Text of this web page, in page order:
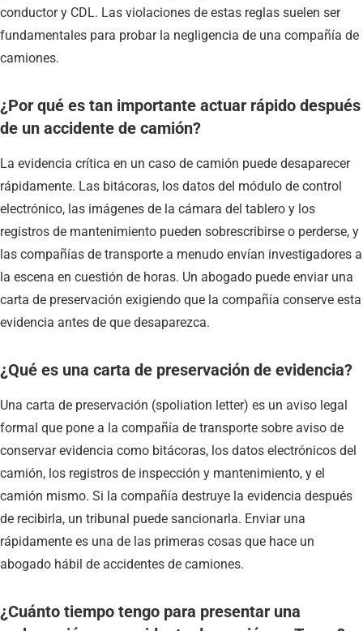
conductor y CDL. Las violaciones de estas reglas suelen ser
fundamentales para probar la negligencia de una compañía de
camiones.
¿Por qué es tan importante actuar rápido después
de un accidente de camión?
La evidencia crítica en un caso de camión puede desaparecer
rápidamente. Las bitácoras, los datos del módulo de control
electrónico, las imágenes de la cámara del tablero y los
registros de mantenimiento pueden sobrescribirse o perderse, y
las compañías de transporte a menudo envían investigadores a
la escena en cuestión de horas. Un abogado puede enviar una
carta de preservación exigiendo que la compañía conserve esta
evidencia antes de que desaparezca.
¿Qué es una carta de preservación de evidencia?
Una carta de preservación (spoliation letter) es un aviso legal
formal que pone a la compañía de transporte sobre aviso de
conservar evidencia como bitácoras, los datos electrónicos del
camión, los registros de inspección y mantenimiento, y el
camión mismo. Si la compañía destruye la evidencia después
de recibirla, un tribunal puede sancionarla. Enviar una
rápidamente es una de las primeras cosas que hace un
abogado hábil de accidentes de camiones.
¿Cuánto tiempo tengo para presentar una